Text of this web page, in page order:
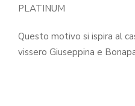
PLATINUM
Questo motivo si ispira al
vissero Giuseppina e